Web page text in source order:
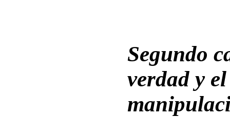
Segundo
verdad y